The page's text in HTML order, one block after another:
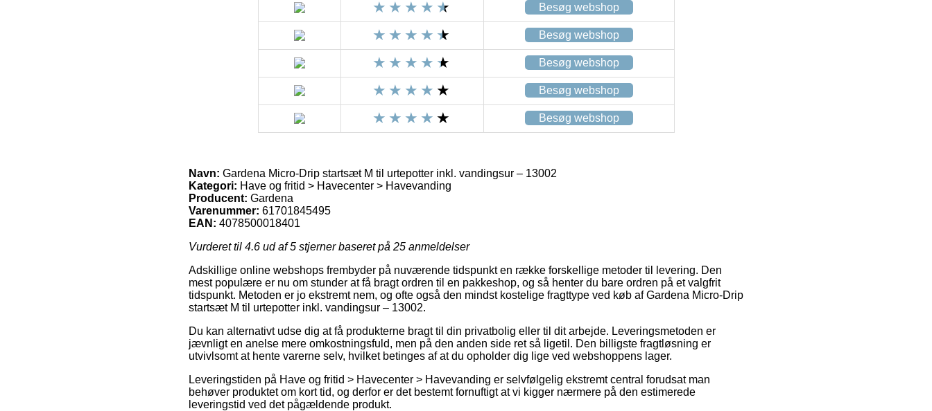
Besøg webshop
Besøg webshop
Besøg webshop
Besøg webshop
Besøg webshop
Navn: Gardena Micro-Drip startsæt M til urtepotter inkl. vandingsur – 13002
Kategori: Have og fritid > Havecenter > Havevanding
Producent: Gardena
Varenummer: 61701845495
EAN: 4078500018401
Vurderet til 4.6 ud af 5 stjerner baseret på 25 anmeldelser
Adskillige online webshops frembyder på nuværende tidspunkt en række forskellige metoder til levering. Den
mest populære er nu om stunder at få bragt ordren til en pakkeshop, og så henter du bare ordren på et valgfrit
tidspunkt. Metoden er jo ekstremt nem, og ofte også den mindst kostelige fragttype ved køb af Gardena Micro-Drip
startsæt M til urtepotter inkl. vandingsur – 13002.
Du kan alternativt udse dig at få produkterne bragt til din privatbolig eller til dit arbejde. Leveringsmetoden er
jævnligt en anelse mere omkostningsfuld, men på den anden side ret så ligetil. Den billigste fragtløsning er
utvivlsomt at hente varerne selv, hvilket betinges af at du opholder dig lige ved webshoppens lager.
Leveringstiden på Have og fritid > Havecenter > Havevanding er selvfølgelig ekstremt central forudsat man
behøver produktet om kort tid, og derfor er det bestemt fornuftigt at vi kigger nærmere på den estimerede
leveringstid ved det pågældende produkt.